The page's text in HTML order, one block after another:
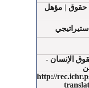
حقوق | مؤهل
الإنسان -
http://